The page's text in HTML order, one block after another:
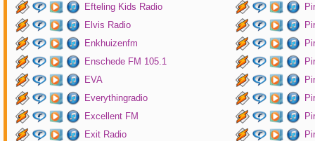
Efteling Kids Radio
Elvis Radio
Enkhuizenfm
Enschede FM 105.1
EVA
Everythingradio
Excellent FM
Exit Radio